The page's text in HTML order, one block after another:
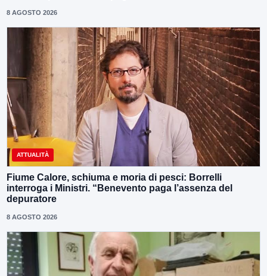
8 AGOSTO 2026
ATTUALITÀ
Fiume Calore, schiuma e moria di pesci: Borrelli
interroga i Ministri. “Benevento paga l’assenza del
depuratore
8 AGOSTO 2026